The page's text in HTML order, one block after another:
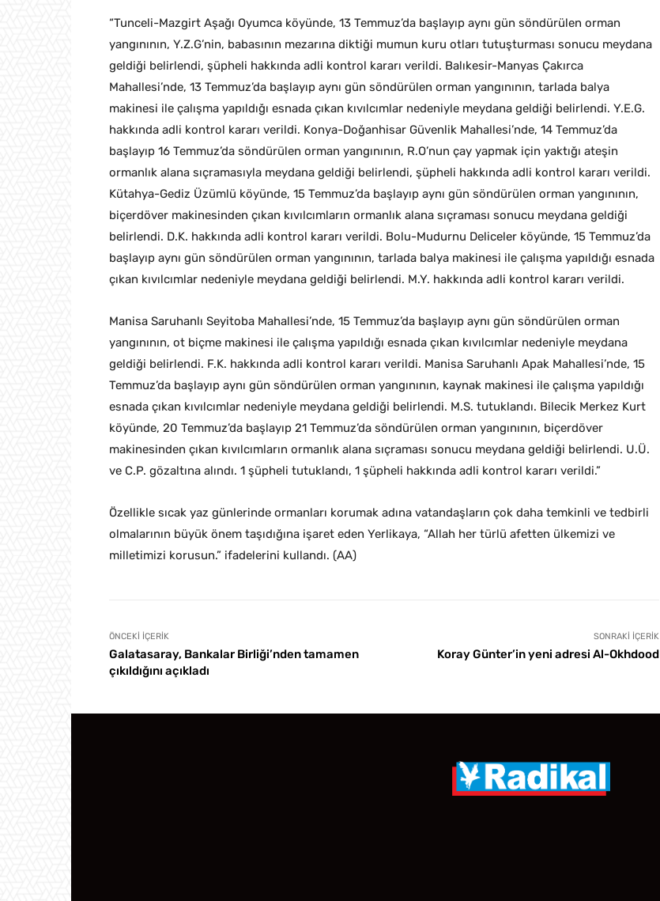
“Tunceli-Mazgirt Aşağı Oyumca köyünde, 13 Temmuz’da başlayıp aynı gün söndürülen orman
yangınının, Y.Z.G’nin, babasının mezarına diktiği mumun kuru otları tutuşturması sonucu meydana
geldiği belirlendi, şüpheli hakkında adli kontrol kararı verildi. Balıkesir-Manyas Çakırca
Mahallesi’nde, 13 Temmuz’da başlayıp aynı gün söndürülen orman yangınının, tarlada balya
makinesi ile çalışma yapıldığı esnada çıkan kıvılcımlar nedeniyle meydana geldiği belirlendi. Y.E.G.
hakkında adli kontrol kararı verildi. Konya-Doğanhisar Güvenlik Mahallesi’nde, 14 Temmuz’da
başlayıp 16 Temmuz’da söndürülen orman yangınının, R.O’nun çay yapmak için yaktığı ateşin
ormanlık alana sıçramasıyla meydana geldiği belirlendi, şüpheli hakkında adli kontrol kararı verildi.
Kütahya-Gediz Üzümlü köyünde, 15 Temmuz’da başlayıp aynı gün söndürülen orman yangınının,
biçerdöver makinesinden çıkan kıvılcımların ormanlık alana sıçraması sonucu meydana geldiği
belirlendi. D.K. hakkında adli kontrol kararı verildi. Bolu-Mudurnu Deliceler köyünde, 15 Temmuz’da
başlayıp aynı gün söndürülen orman yangınının, tarlada balya makinesi ile çalışma yapıldığı esnada
çıkan kıvılcımlar nedeniyle meydana geldiği belirlendi. M.Y. hakkında adli kontrol kararı verildi.
Manisa Saruhanlı Seyitoba Mahallesi’nde, 15 Temmuz’da başlayıp aynı gün söndürülen orman
yangınının, ot biçme makinesi ile çalışma yapıldığı esnada çıkan kıvılcımlar nedeniyle meydana
geldiği belirlendi. F.K. hakkında adli kontrol kararı verildi. Manisa Saruhanlı Apak Mahallesi’nde, 15
Temmuz’da başlayıp aynı gün söndürülen orman yangınının, kaynak makinesi ile çalışma yapıldığı
esnada çıkan kıvılcımlar nedeniyle meydana geldiği belirlendi. M.S. tutuklandı. Bilecik Merkez Kurt
köyünde, 20 Temmuz’da başlayıp 21 Temmuz’da söndürülen orman yangınının, biçerdöver
makinesinden çıkan kıvılcımların ormanlık alana sıçraması sonucu meydana geldiği belirlendi. U.Ü.
ve C.P. gözaltına alındı. 1 şüpheli tutuklandı, 1 şüpheli hakkında adli kontrol kararı verildi.”
Özellikle sıcak yaz günlerinde ormanları korumak adına vatandaşların çok daha temkinli ve tedbirli
olmalarının büyük önem taşıdığına işaret eden Yerlikaya, “Allah her türlü afetten ülkemizi ve
milletimizi korusun.” ifadelerini kullandı. (AA)
ÖNCEKI İÇERIK
Galatasaray, Bankalar Birliği’nden tamamen
çıkıldığını açıkladı
SONRAKI İÇERIK
Koray Günter’in yeni adresi Al-Okhdood